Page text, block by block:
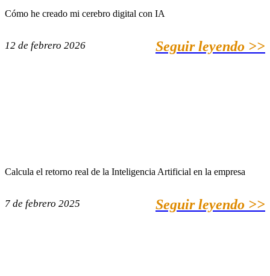
Cómo he creado mi cerebro digital con IA
12 de febrero 2026 Seguir leyendo >>
Calcula el retorno real de la Inteligencia Artificial en la empresa
7 de febrero 2025 Seguir leyendo >>